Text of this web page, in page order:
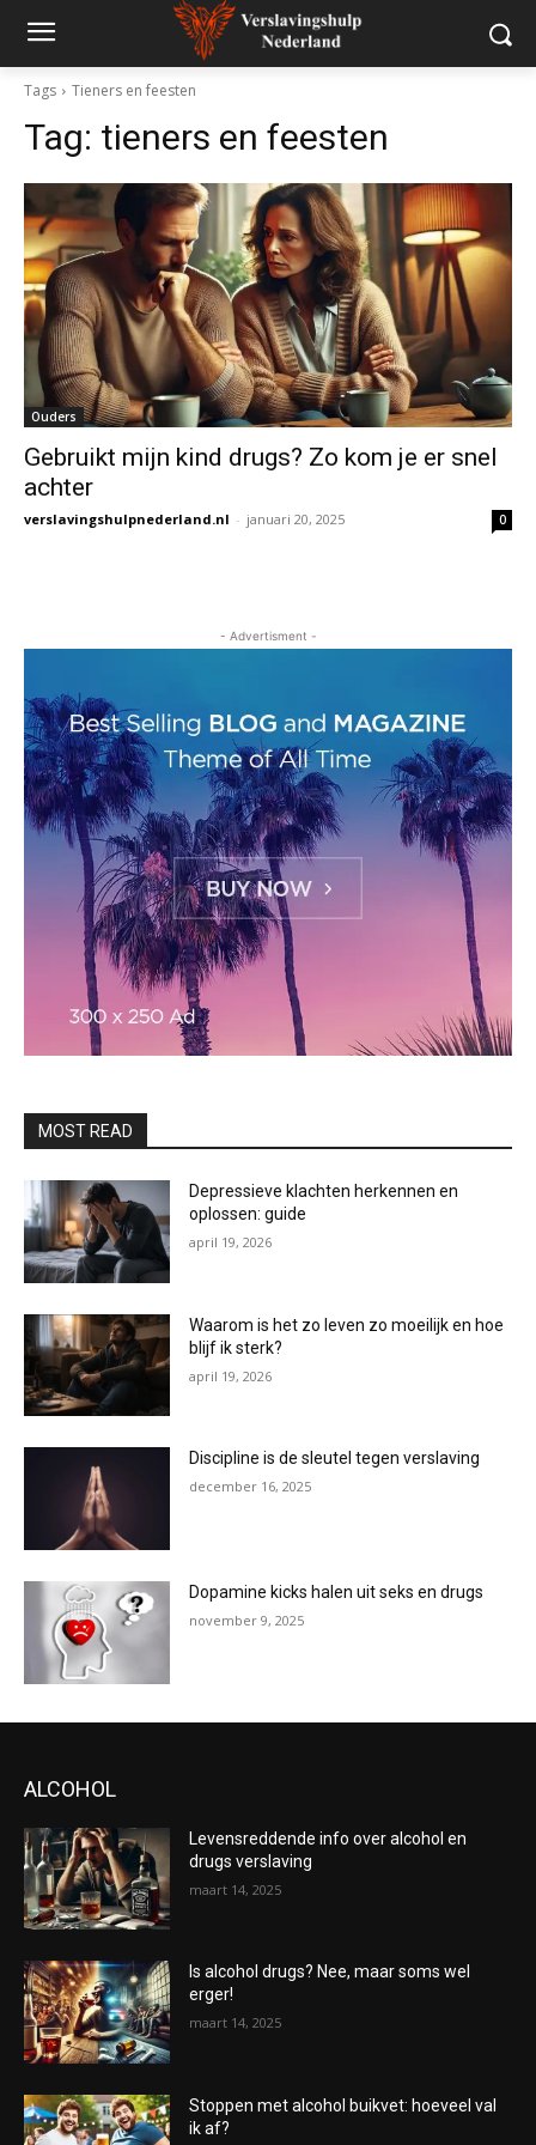
Tags Tieners en feesten
Tag: tieners en feesten
Ouders
Gebruikt mijn kind drugs? Zo kom je er snel
achter
verslavingshulpnederland.nl - januari 20, 2025 0
- Advertisment -
MOST READ
Depressieve klachten herkennen en
oplossen: guide
april 19, 2026
Waarom is het zo leven zo moeilijk en hoe
blijf ik sterk?
april 19, 2026
Discipline is de sleutel tegen verslaving
december 16, 2025
Dopamine kicks halen uit seks en drugs
november 9, 2025
ALCOHOL
Levensreddende info over alcohol en
drugs verslaving
maart 14, 2025
Is alcohol drugs? Nee, maar soms wel
erger!
maart 14, 2025
Stoppen met alcohol buikvet: hoeveel val
ik af?